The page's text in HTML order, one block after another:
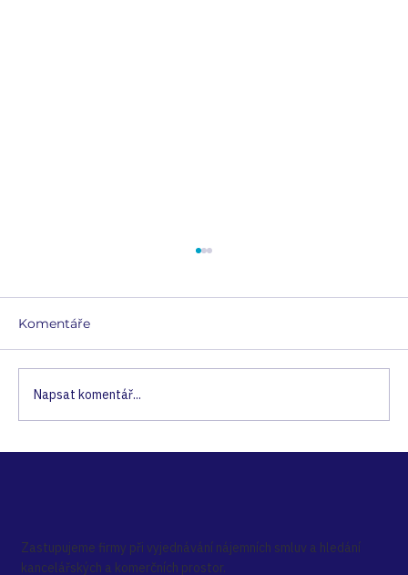
Komentáře
Napsat komentář...
Zastupujeme firmy při vyjednávání nájemních smluv a hledání
kancelářských a komerčních prostor.